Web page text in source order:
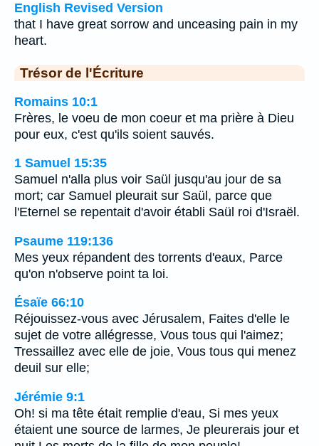
English Revised Version
that I have great sorrow and unceasing pain in my
heart.
Trésor de l'Écriture
Romains 10:1
Frères, le voeu de mon coeur et ma prière à Dieu
pour eux, c'est qu'ils soient sauvés.
1 Samuel 15:35
Samuel n'alla plus voir Saül jusqu'au jour de sa
mort; car Samuel pleurait sur Saül, parce que
l'Eternel se repentait d'avoir établi Saül roi d'Israël.
Psaume 119:136
Mes yeux répandent des torrents d'eaux, Parce
qu'on n'observe point ta loi.
Ésaïe 66:10
Réjouissez-vous avec Jérusalem, Faites d'elle le
sujet de votre allégresse, Vous tous qui l'aimez;
Tressaillez avec elle de joie, Vous tous qui menez
deuil sur elle;
Jérémie 9:1
Oh! si ma tête était remplie d'eau, Si mes yeux
étaient une source de larmes, Je pleurerais jour et